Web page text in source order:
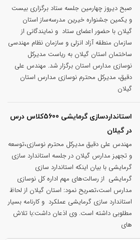
صبح دیروز چهارمین جلسه ستاد برگزاری بیست
و یکمین جشنواره خیرین مدرسه‌ساز استان
گیلان با حضور اعضای ستاد و نمایندگانی از
سازمان منطقه آزاد انزلی و سازمان نظام مهندسی
ساختمان استان گیلان به ریاست مدیرکل
نوسازی مدارس استان برگزار شد. مهندس علی
دقیق، مدیرکل محترم نوسازی مدارس استان
گیلان
استانداردسازی گرمایشی 5600کلاس درس
در گیلان
مهندس علی دقیق مدیرکل محترم نوسازی،توسعه
و تجهیز مدارس گیلان در جلسه استاندارد سازی
گرمایشی با بیان اینکه استاندارد سازی
گرمایشی از رسالت‌های مهم اداره کل نوسازی
مدارس است،تصریح نمود: استان گیلان از لحاظ
استاندارد سازی گرمایشی عملکرد و کارنامه بسیار
مطلوبی داشته است. وی اذعان داشت:با تلاش
های